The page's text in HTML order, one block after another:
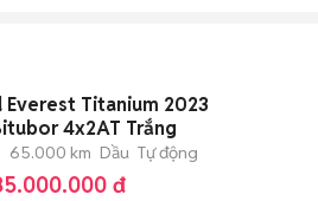
Everest Titanium 2023
4x2AT Trắng
65.000 km Dầu Tự động
đ